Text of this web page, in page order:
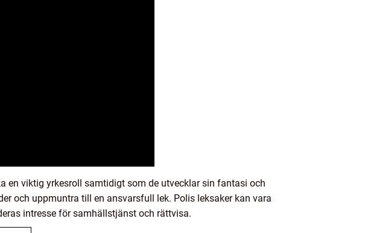
en viktig yrkesroll samtidigt som de utvecklar sin fantasi och
och uppmuntra till en ansvarsfull lek. Polis leksaker kan vara
intresse för samhällstjänst och rättvisa.